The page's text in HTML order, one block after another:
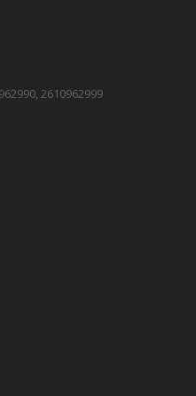
2610962999